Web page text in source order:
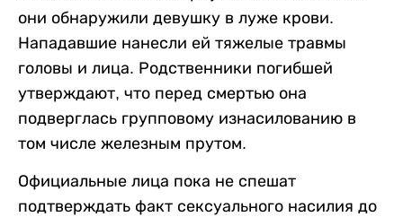
они обнаружили девушку в луже крови.
Нападавшие нанесли ей тяжелые травмы
головы и лица. Родственники погибшей
утверждают, что перед смертью она
подверглась групповому изнасилованию в
том числе железным прутом.
Официальные лица пока не спешат
подтверждать факт сексуального насилия до